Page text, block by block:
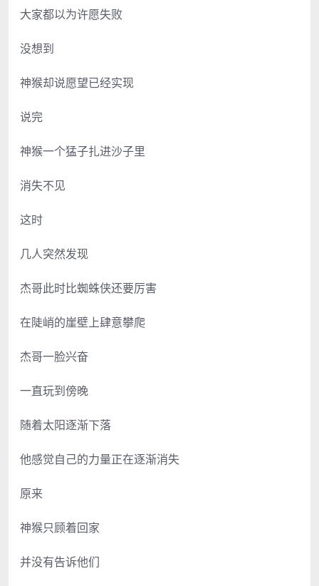
大家都以为许愿失败
没想到
神猴却说愿望已经实现
说完
神猴一个猛子扎进沙子里
消失不见
这时
几人突然发现
杰哥此时比蜘蛛侠还要厉害
在陡峭的崖壁上肆意攀爬
杰哥一脸兴奋
一直玩到傍晚
随着太阳逐渐下落
他感觉自己的力量正在逐渐消失
原来
神猴只顾着回家
并没有告诉他们